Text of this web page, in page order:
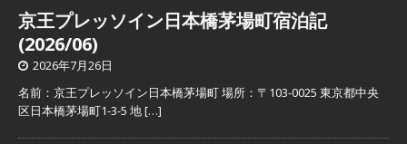
京王プレッソイン日本橋茅場町宿泊記
(2026/06)
2026年7月26日
名前：京王プレッソイン日本橋茅場町 場所：〒103-0025 東京都中央
区日本橋茅場町1-3-5 地[…]